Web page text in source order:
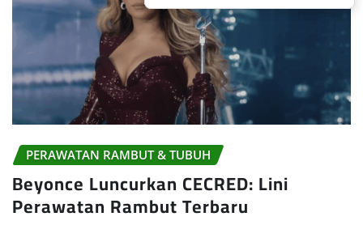
PERAWATAN RAMBUT & TUBUH
Beyonce Luncurkan CECRED: Lini
Perawatan Rambut Terbaru